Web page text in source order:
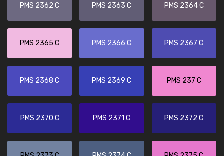
PMS 2362 C PMS 2363 C PMS 2364 C
PMS 2365 C PMS 2366 C PMS 2367 C
PMS 2368 C PMS 2369 C PMS 237 C
PMS 2370 C PMS 2371 C PMS 2372 C